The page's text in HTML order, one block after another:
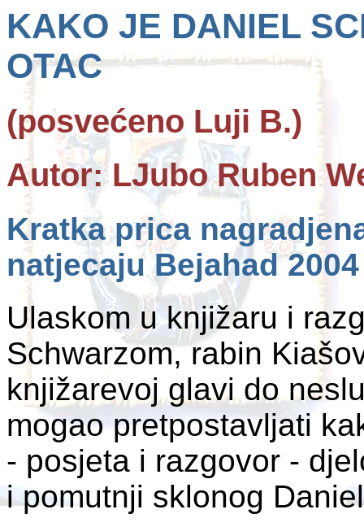
KAKO JE DANIEL
OTAC
(posvećeno Luji B.)
Autor: LJubo Ruben
Kratka prica
natjecaju Bejahad 2004
Ulaskom u knjižaru i
Schwarzom, rabin
knjižarevoj glavi do
mogao pretpostavljati
- posjeta i razgovor -
i pomutnji sklonog